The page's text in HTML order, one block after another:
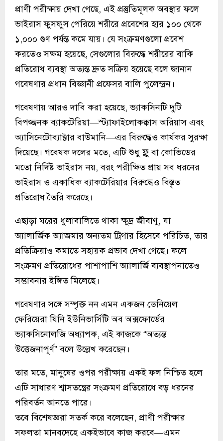
প্রাণী পরীক্ষায় দেখা গেছে, এই প্রস্তুতিমূলক অবস্থার ফলে
ভাইরাস ফুসফুস পেরিয়ে শরীরে প্রবেশের হার ১০০ থেকে
১,০০০ গুণ পর্যন্ত কমে যায়। যে সংক্রমণগুলো প্রবেশ
করতেও সক্ষম হয়েছে, সেগুলোর বিরুদ্ধে শরীরের বাকি
প্রতিরোধ ব্যবস্থা অত্যন্ত দ্রুত সক্রিয় হয়েছে বলে জানান
গবেষণার প্রধান বিজ্ঞানী প্রফেসর বালি পুলেন্দ্রন।
গবেষণায় আরও দাবি করা হয়েছে, ভ্যাকসিনটি দুটি
বিপজ্জনক ব্যাকটেরিয়া—স্ট্যাফাইলোকক্কাস অরিয়াস এবং
অ্যাসিনেটোব্যাক্টার বাউমানি—এর বিরুদ্ধেও কার্যকর সুরক্ষা
দিয়েছে। গবেষক দলের মতে, এটি শুধু ফ্লু বা কোভিডের
মতো নির্দিষ্ট ভাইরাস নয়, বরং পরীক্ষিত প্রায় সব ধরনের
ভাইরাস ও একাধিক ব্যাকটেরিয়ার বিরুদ্ধেও বিস্তৃত
প্রতিরোধ তৈরি করেছে।
এছাড়া ঘরের ধুলাবালিতে থাকা ক্ষুদ্র জীবাণু, যা
অ্যালার্জিক অ্যাজমার অন্যতম ট্রিগার হিসেবে পরিচিত, তার
প্রতিক্রিয়াও কমাতে সহায়ক প্রভাব দেখা গেছে। ফলে
সংক্রমণ প্রতিরোধের পাশাপাশি অ্যালার্জি ব্যবস্থাপনাতেও
সম্ভাবনার ইঙ্গিত মিলেছে।
গবেষণার সঙ্গে সম্পৃক্ত নন এমন একজন ডেনিয়েল
ফেরিয়েরা যিনি ইউনিভার্সিটি অব অক্সফোর্ডের
ভ্যাকসিনোলজি অধ্যাপক, এই কাজকে “অত্যন্ত
উত্তেজনাপূর্ণ” বলে উল্লেখ করেছেন।
তার মতে, মানুষের ওপর পরীক্ষায় একই ফল নিশ্চিত হলে
এটি সাধারণ শ্বাসতন্ত্রের সংক্রমণ প্রতিরোধে বড় ধরনের
পরিবর্তন আনতে পারে।
তবে বিশেষজ্ঞরা সতর্ক করে বলেছেন, প্রাণী পরীক্ষার
সফলতা মানবদেহে একইভাবে কাজ করবে—এমন